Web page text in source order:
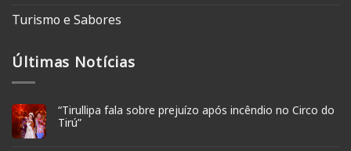
Turismo e Sabores
Últimas Notícias
“Tirullipa fala sobre prejuízo após incêndio no Circo do
Tirú”